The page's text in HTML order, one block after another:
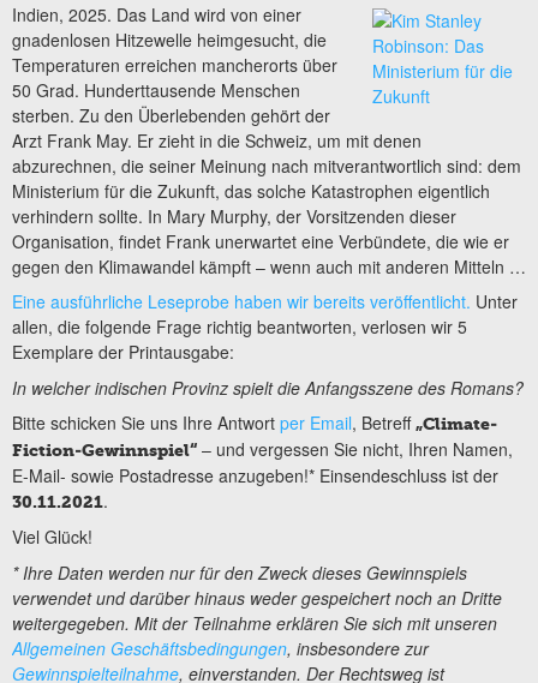
Indien, 2025. Das Land wird von einer
gnadenlosen Hitzewelle heimgesucht, die
Temperaturen erreichen mancherorts über
50 Grad. Hunderttausende Menschen
sterben. Zu den Überlebenden gehört der
Arzt Frank May. Er zieht in die Schweiz, um mit denen
abzurechnen, die seiner Meinung nach mitverantwortlich sind: dem
Ministerium für die Zukunft, das solche Katastrophen eigentlich
verhindern sollte. In Mary Murphy, der Vorsitzenden dieser
Organisation, findet Frank unerwartet eine Verbündete, die wie er
gegen den Klimawandel kämpft – wenn auch mit anderen Mitteln …
Eine ausführliche Leseprobe haben wir bereits veröffentlicht. Unter
allen, die folgende Frage richtig beantworten, verlosen wir 5
Exemplare der Printausgabe:
In welcher indischen Provinz spielt die Anfangsszene des Romans?
Bitte schicken Sie uns Ihre Antwort per Email, Betreff„Climate-
Fiction-Gewinnspiel“ – und vergessen Sie nicht, Ihren Namen,
E-Mail- sowie Postadresse anzugeben!* Einsendeschluss ist der
30.11.2021.
Viel Glück!
* Ihre Daten werden nur für den Zweck dieses Gewinnspiels
verwendet und darüber hinaus weder gespeichert noch an Dritte
weitergegeben. Mit der Teilnahme erklären Sie sich mit unseren
Allgemeinen Geschäftsbedingungen, insbesondere zur
Gewinnspielteilnahme, einverstanden. Der Rechtsweg ist